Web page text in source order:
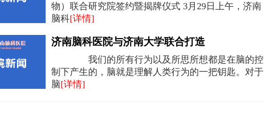
物）联合研究院签约暨揭牌仪式 3月29日上午，济南
脑科[详情]
济南脑科医院与济南大学联合打造
我们的所有行为以及所思所想都是在脑的控
制下产生的，脑就是理解人类行为的一把钥匙。对于
脑[详情]